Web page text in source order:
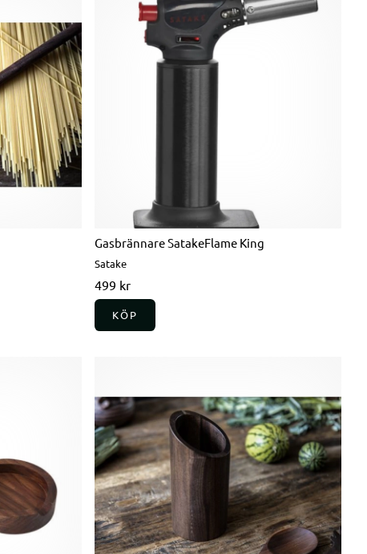
Gasbrännare SatakeFlame King
Satake
499 kr
KÖP